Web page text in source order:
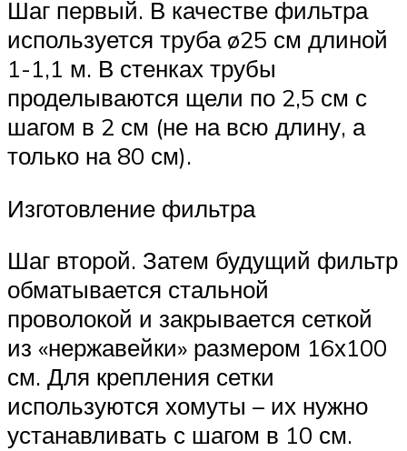
Шаг первый. В качестве фильтра
используется труба ø25 см длиной
1-1,1 м. В стенках трубы
проделываются щели по 2,5 см с
шагом в 2 см (не на всю длину, а
только на 80 см).
Изготовление фильтра
Шаг второй. Затем будущий фильтр
обматывается стальной
проволокой и закрывается сеткой
из «нержавейки» размером 16х100
см. Для крепления сетки
используются хомуты – их нужно
устанавливать с шагом в 10 см.